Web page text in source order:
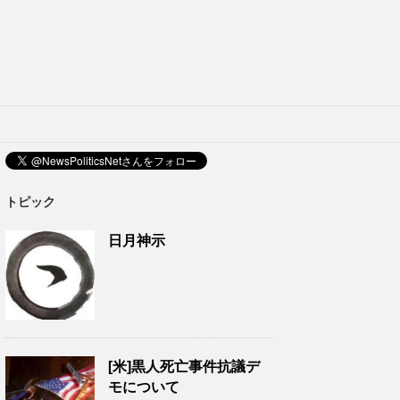
トピック
日月神示
[米]黒人死亡事件抗議デ
モについて